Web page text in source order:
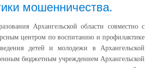
мошенничества.
Архангельской области совместно с
центром по воспитанию и профилактике
детей и молодежи в Архангельской
бюджетным учреждением Архангельской